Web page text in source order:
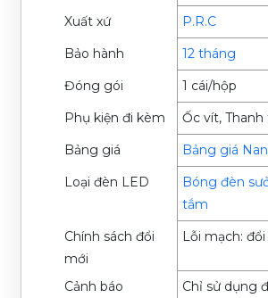
Xuất xứ
P.R.C
Bảo hành
12 tháng
Đóng gói
1 cái/hộp
Phụ kiện đi kèm
Ốc vít,
Bảng giá
Bảng giá
Loại đèn LED
Bóng đèn
tắm
Chính sách đổi
mới
Lỗi mạch:
Cảnh báo
Chỉ sử dụng